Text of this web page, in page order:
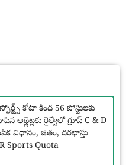
కోటా కింద 56 పోస్టులకు
అథ్లెట్లకు రైల్వేలో గ్రూప్ C & D
విధానం, జీతం, దరఖాస్తు
Sports Quota